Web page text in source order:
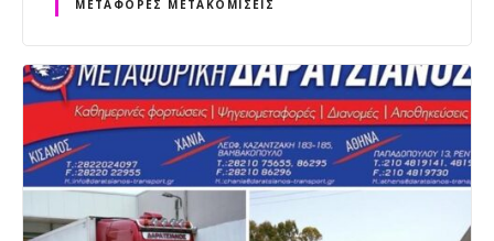
ΜΕΤΑΦΟΡΈΣ ΜΕΤΑΚΟΜΊΣΕΙΣ